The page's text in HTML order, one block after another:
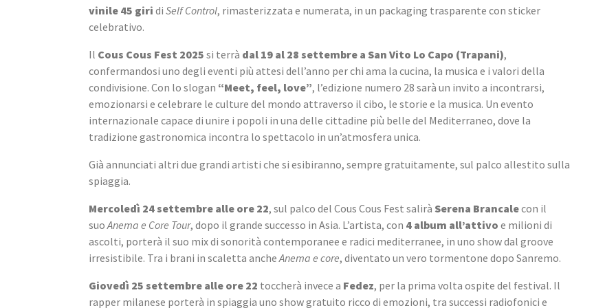
vinile 45 giri di Self Control, rimasterizzata e numerata, in un packaging trasparente con sticker
celebrativo.
Il Cous Cous Fest 2025 si terrà dal 19 al 28 settembre a San Vito Lo Capo (Trapani),
confermandosi uno degli eventi più attesi dell’anno per chi ama la cucina, la musica e i valori della
condivisione. Con lo slogan “Meet, feel, love”, l’edizione numero 28 sarà un invito a incontrarsi,
emozionarsi e celebrare le culture del mondo attraverso il cibo, le storie e la musica. Un evento
internazionale capace di unire i popoli in una delle cittadine più belle del Mediterraneo, dove la
tradizione gastronomica incontra lo spettacolo in un’atmosfera unica.
Già annunciati altri due grandi artisti che si esibiranno, sempre gratuitamente, sul palco allestito sulla
spiaggia.
Mercoledì 24 settembre alle ore 22, sul palco del Cous Cous Fest salirà Serena Brancale con il
suo Anema e Core Tour, dopo il grande successo in Asia. L’artista, con 4 album all’attivo e milioni di
ascolti, porterà il suo mix di sonorità contemporanee e radici mediterranee, in uno show dal groove
irresistibile. Tra i brani in scaletta anche Anema e core, diventato un vero tormentone dopo Sanremo.
Giovedì 25 settembre alle ore 22 toccherà invece a Fedez, per la prima volta ospite del festival. Il
rapper milanese porterà in spiaggia uno show gratuito ricco di emozioni, tra successi radiofonici e